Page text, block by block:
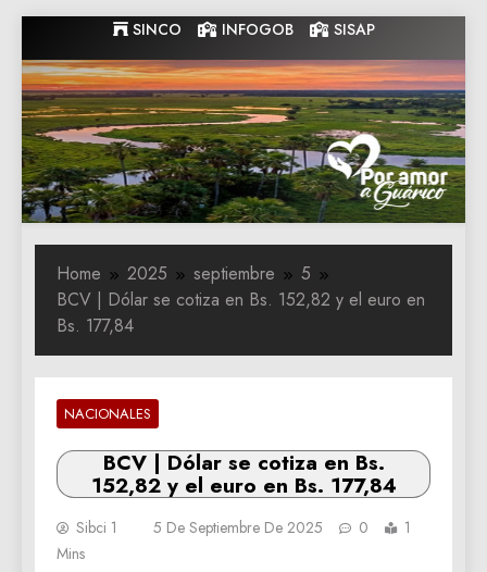
to
content
SINCO INFOGOB SISAP
Gobernacion
de Guarico
Gobernacion de Guarico
Home 2025 septiembre
5
BCV | Dólar se cotiza en Bs. 152,82 y el euro en
Bs. 177,84
NACIONALES
BCV | Dólar se cotiza en Bs.
152,82 y el euro en Bs. 177,84
Sibci 1 5 De Septiembre De 2025 0
1
Mins